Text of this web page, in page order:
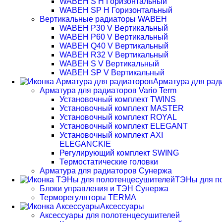
WABEH SP H Горизонтальный
Вертикальные радиаторы WABEH
WABEH P30 V Вертикальный
WABEH P60 V Вертикальный
WABEH Q40 V Вертикальный
WABEH R32 V Вертикальный
WABEH S V Вертикальный
WABEH SP V Вертикальный
Арматура для
Арматура для радиаторов Vario Term
Установочный комплект TWINS
Установочный комплект MASTER
Установочный комплект ROYAL
Установочный комплект ELEGANT
Установочный комплект AXI
ELEGANCKIE
Регулирующий комплект SWING
Термостатические головки
Арматура для радиаторов Сунержа
ТЭНы для
Блоки управления и ТЭН Сунержа
Терморегуляторы TERMA
Аксессуары
Аксессуары для полотенцесушителей